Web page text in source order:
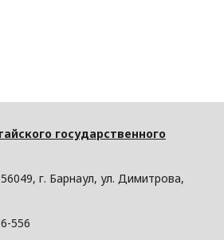
государственного
г. Барнаул, ул. Димитрова,
556